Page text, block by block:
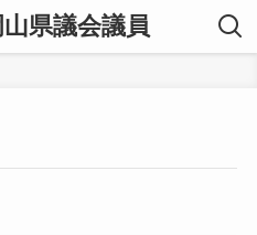
県議会議員